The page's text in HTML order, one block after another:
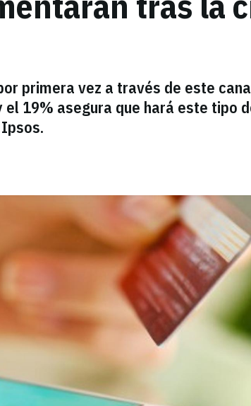
primera vez a través de este
19% asegura que hará este tipo